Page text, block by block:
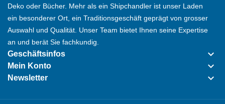
Deko oder Bücher. Mehr als ein Shipchandler ist unser Laden
ein besonderer Ort, ein Traditionsgeschäft geprägt von grosser
Auswahl und Qualität. Unser Team bietet Ihnen seine Expertise
an und berät Sie fachkundig.
Geschäftsinfos keyboard_arrow_down
Mein Konto keyboard_arrow_down
Newsletter keyboard_arrow_down